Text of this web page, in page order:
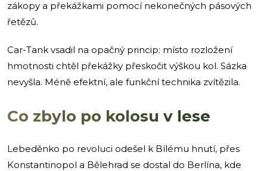
zákopy a překážkami pomocí nekonečných pásových
řetězů.
Car-Tank vsadil na opačný princip: místo rozložení
hmotnosti chtěl překážky přeskočit výškou kol. Sázka
nevyšla. Méně efektní, ale funkční technika zvítězila.
Co zbylo po kolosu v lese
Lebeděnko po revoluci odešel k Bílému hnutí, přes
Konstantinopol a Bělehrad se dostal do Berlína, kde